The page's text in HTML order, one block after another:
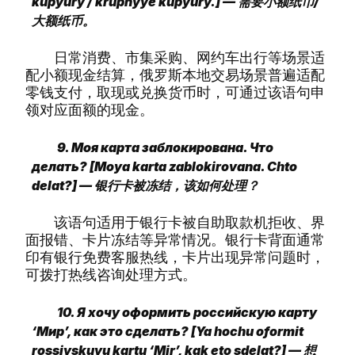
大额纸币。
日常消费、市集采购、网约车出行等场景适
配小额现金结算，俄罗斯本地交易场景普遍适配
零钱支付，取现或兑换货币时，可通过该语句申
领对应面额的现金。
9. Моя карта заблокирована. Что
делать? [Moya karta zablokirovana. Chto
delat?] — 银行卡被冻结，该如何处理？
该语句适用于银行卡被自助取款机拒收、界
面报错、卡片冻结等异常情况。银行卡背面通常
印有银行免费客服热线，卡片出现异常问题时，
可拨打热线咨询处理方式。
10. Я хочу оформить российскую карту
‘Мир’, как это сделать? [Ya hochu oformit
rossiyskuyu kartu ‘Mir’, kak eto sdelat?] — 想